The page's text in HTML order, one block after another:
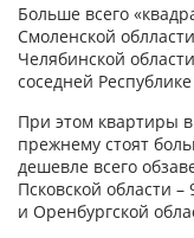
Больше всего
Смоленской
Челябинской
соседней
При этом квартиры
прежнему стоят
дешевле всего
Псковской области
и Оренбургской